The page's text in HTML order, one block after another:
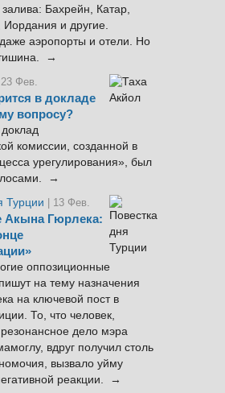
залива: Бахрейн, Катар,
и другие.
аэропорты и отели. Но
→
23 Фев.
в докладе
вопросу?
комиссии, созданной в
урегулирования», был
→
Турции
| 13 Фев.
Акына Гюрлека:
оппозиционные
на тему назначения
на ключевой пост в
То, что человек,
дело мэра
вдруг получил столь
вызвало уйму
реакции. →